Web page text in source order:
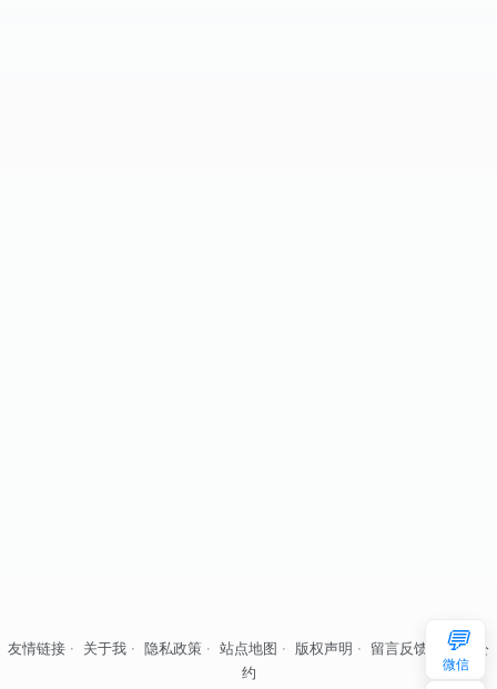
友情链接 · 关于我 · 隐私政策 · 站点地图 · 版权声明 · 留言反馈
自律公
约
💬
微信